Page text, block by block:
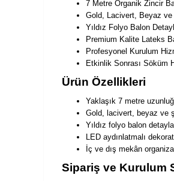
7 Metre Organik Zincir
Gold, Lacivert, Beyaz
Yıldız Folyo Balon
Premium Kalite Lateks
Profesyonel Kurulum
Etkinlik Sonrası Söküm
Ürün Özellikleri
Yaklaşık 7 metre
Gold, lacivert, beyaz ve
Yıldız folyo balon
LED aydınlatmalı
İç ve dış mekân
Sipariş ve Kurulum